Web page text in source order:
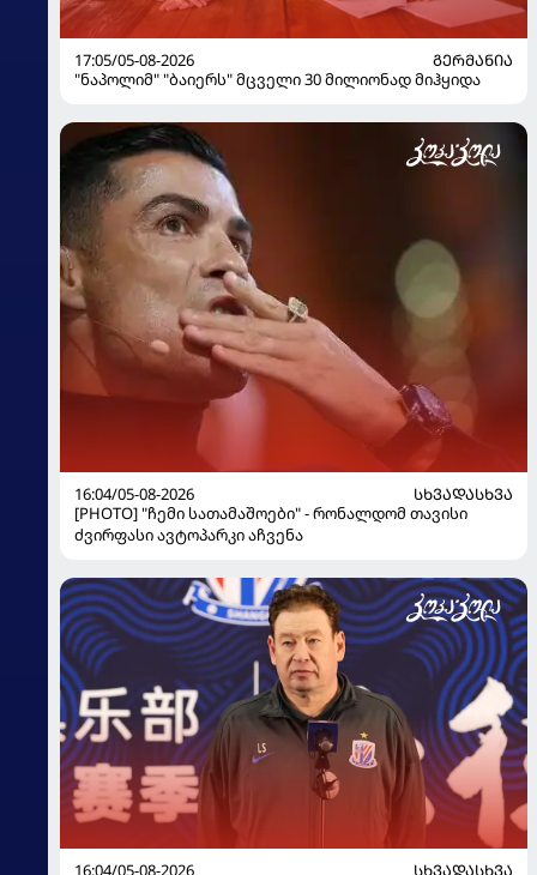
17:05/05-08-2026
ᲒᲔᲠᲛᲐᲜᲘᲐ
"ნაპოლიმ" "ბაიერს" მცველი 30 მილიონად მიჰყიდა
16:04/05-08-2026
ᲡᲮᲕᲐᲓᲐᲡᲮᲕᲐ
[PHOTO] "ჩემი სათამაშოები" - რონალდომ თავისი
ძვირფასი ავტოპარკი აჩვენა
16:04/05-08-2026
ᲡᲮᲕᲐᲓᲐᲡᲮᲕᲐ